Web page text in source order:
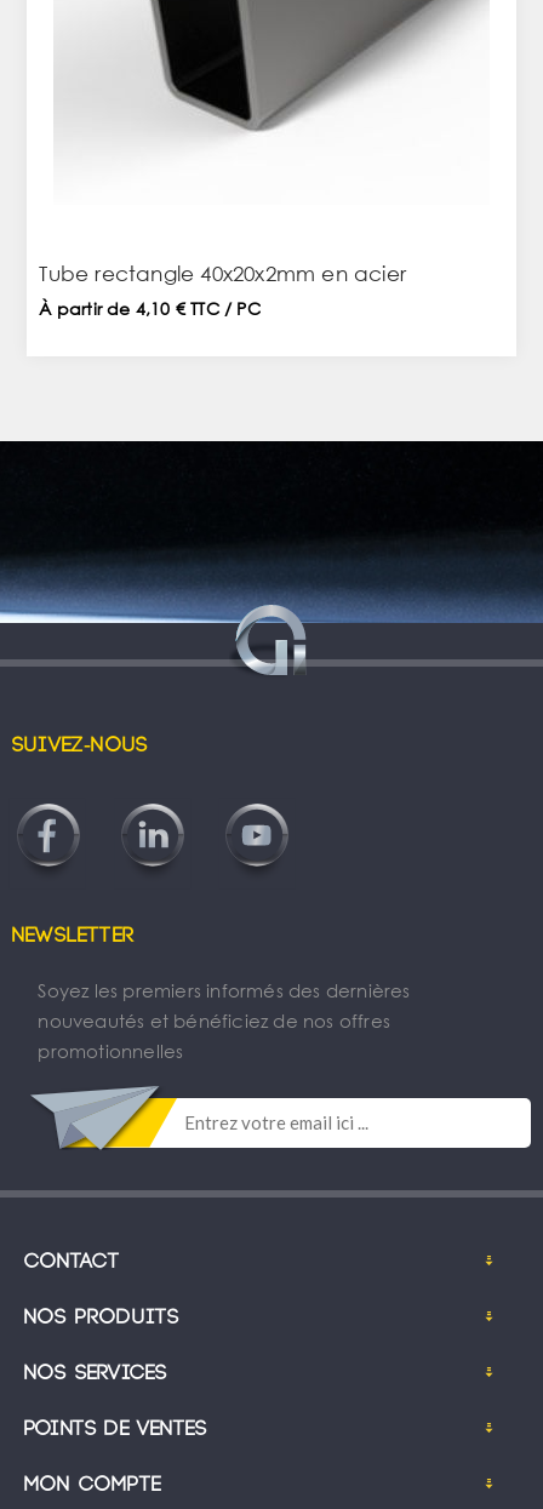
Tube rectangle 40x20x2mm en acier
À partir de 4,10 € TTC / PC
Suivez-nous
Newsletter
Soyez les premiers informés des dernières
nouveautés et bénéficiez de nos offres
promotionnelles
Contact
Nos produits
Nos services
Points de ventes
Mon compte